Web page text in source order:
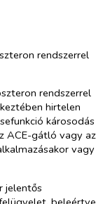
rendszerrel
rendszerrel
hirtelen
károsodás
ACE-gátló vagy az
vagy
jelentős